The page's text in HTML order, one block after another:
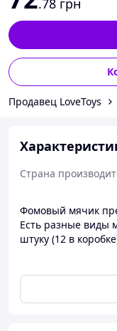
.78 грн
Продавец LoveToys
Страна
Фомовый мячик
Есть разные виды
штуку (12 в
Упаковка: Коробка